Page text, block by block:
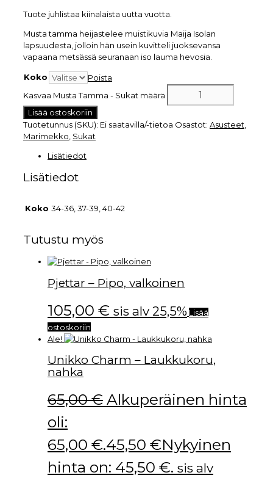
Tuote juhlistaa kiinalaista uutta vuotta.
Musta tamma heijastelee muistikuvia Maija Isolan
lapsuudesta, jolloin hän usein kuvitteli juoksevansa
vapaana metsässä seuranaan iso lauma hevosia.
Koko
Poista
Kasvaa Musta Tamma - Sukat määrä
Lisää ostoskoriin
Tuotetunnus (SKU): Ei saatavilla/-tietoa Osastot: Asusteet
Marimekko Sukat
Lisätiedot
Lisätiedot
Koko 34-36, 37-39, 40-42
Tutustu myös
Pjettar – Pipo, valkoinen
105,00 € sis alv 25,5% Lisää
ostoskoriin
Ale!
Unikko Charm – Laukkukoru,
nahka
65,00€ Alkuperäinen hinta
oli:
65,00 €.45,50 €Nykyinen
hinta on: 45,50 €. sis alv